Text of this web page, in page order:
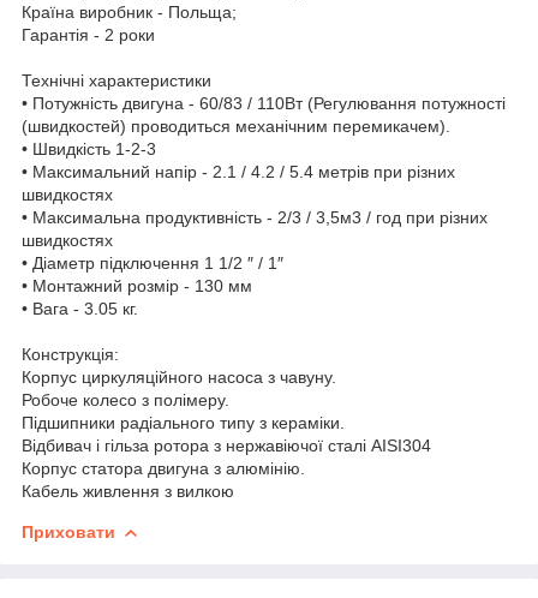
Країна виробник - Польща;
Гарантія - 2 роки
Технічні характеристики
• Потужність двигуна - 60/83 / 110Вт (Регулювання потужності
(швидкостей) проводиться механічним перемикачем).
• Швидкість 1-2-3
• Максимальний напір - 2.1 / 4.2 / 5.4 метрів при різних
швидкостях
• Максимальна продуктивність - 2/3 / 3,5м3 / год при різних
швидкостях
• Діаметр підключення 1 1/2 ″ / 1″
• Монтажний розмір - 130 мм
• Вага - 3.05 кг.
Конструкція:
Корпус циркуляційного насоса з чавуну.
Робоче колесо з полімеру.
Підшипники радіального типу з кераміки.
Відбивач і гільза ротора з нержавіючої сталі AISI304
Корпус статора двигуна з алюмінію.
Кабель живлення з вилкою
Приховати